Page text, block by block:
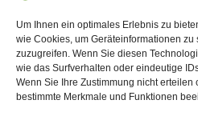
Um Ihnen ein optimales Erlebnis zu
wie Cookies, um Geräteinformationen zu
zuzugreifen. Wenn Sie diesen
wie das Surfverhalten oder eindeutige
Wenn Sie Ihre Zustimmung nicht erteilen
bestimmte Merkmale und Funktionen
Klicke hier, um
akzeptieren und